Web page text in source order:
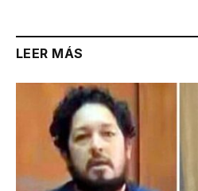
LEER MÁS